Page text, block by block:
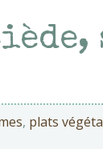
, plats